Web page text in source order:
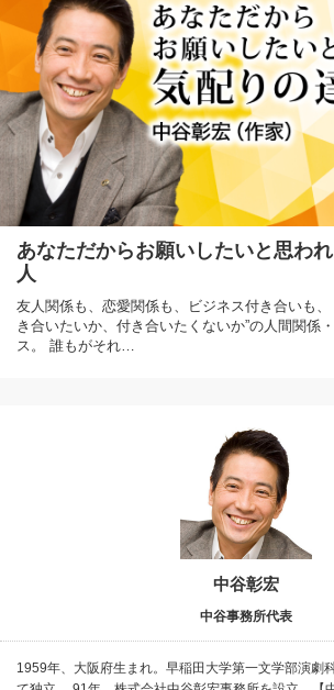
あなただからお願いしたいと思わ
人
友人関係も、恋愛関係も、ビジネス付き合いも、
き合いたいか、付き合いたくないか”の人間関係
ス。 誰もがそれ…
中谷彰宏
中谷事務所代表
1959年、大阪府生まれ。早稲田大学第一文学部演劇